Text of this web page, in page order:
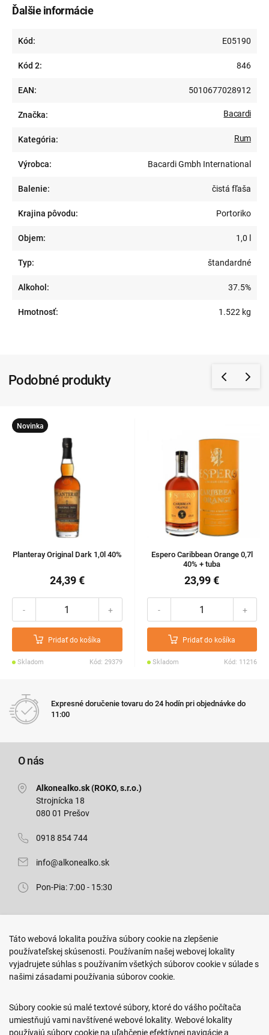
Ďalšie informácie
Kód: E05190
Kód 2: 846
EAN: 5010677028912
Značka: Bacardi
Kategória: Rum
Výrobca: Bacardi Gmbh International
Balenie: čistá fľaša
Krajina pôvodu: Portoriko
Objem: 1,0 l
Typ: štandardné
Alkohol: 37.5%
Hmotnosť: 1.522 kg
Podobné produkty
Novinka
Planteray Original Dark 1,0l 40%
24,39 €
- +
Pridať do košíka
Skladom Kód: 29379
Espero Caribbean Orange 0,7l
40% + tuba
23,99 €
- +
Pridať do košíka
Skladom Kód: 11216
Expresné doručenie tovaru do 24 hodín pri objednávke do
11:00
O nás
Alkonealko.sk (ROKO, s.r.o.)
Strojnícka 18
080 01 Prešov
0918 854 744
info@alkonealko.sk
Pon-Pia: 7:00 - 15:30
Arm. gen. Svobodu 23/A
080 01 Prešov
0917 466 578
sekcovpredajna@doroka.sk
Pon-Ned: 9:00 - 20:00
Táto webová lokalita používa súbory cookie na zlepšenie
používateľskej skúsenosti. Používaním našej webovej lokality
vyjadrujete súhlas s používaním všetkých súborov cookie v súlade s
našimi zásadami používania súborov cookie.
Súbory cookie sú malé textové súbory, ktoré do vášho počítača
umiestňujú vami navštívené webové lokality. Webové lokality
používajú súbory cookie na uľahčenie efektívnej navigácie a